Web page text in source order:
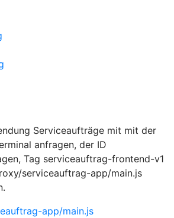
Serviceaufträge mit mit der
anfragen, der ID
Tag serviceauftrag-frontend-v1
serviceauftrag-app/main.js
app/main.js